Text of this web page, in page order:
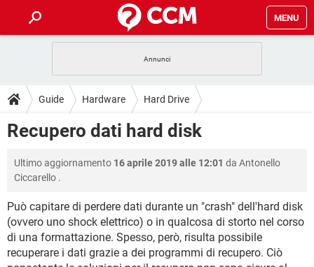
MENU
INTRATTENIMENTO ANDROID
iOS WINDOWS 10
TIKTOK
GUIDE
COVID-19 GAMING
INTRATTENIMENTO ANDROID
iOS WINDOWS 10
TIKTOK FACEBOOK
HARDWARE
DOWNLOAD
INTRATTENIMENTO
INSTAGRAM WHATSAPP
FACEBOOK
FORUM
INTRATTENIMENTO ANDROID
iOS WINDOWS 10
INSTAGRAM WHATSAPP
COVID-19 GAMING
INTRATTENIMENTO ANDROID
Guide Hardware Hard Drive
Recupero dati hard disk
Ultimo aggiornamento 16 aprile 2019 alle 12:01 da Antonello
Ciccarello .
Può capitare di perdere dati durante un "crash" dell'hard disk
(ovvero uno shock elettrico) o in qualcosa di storto nel corso
di una formattazione. Spesso, però, risulta possibile
recuperare i dati grazie a dei programmi di recupero. Ciò